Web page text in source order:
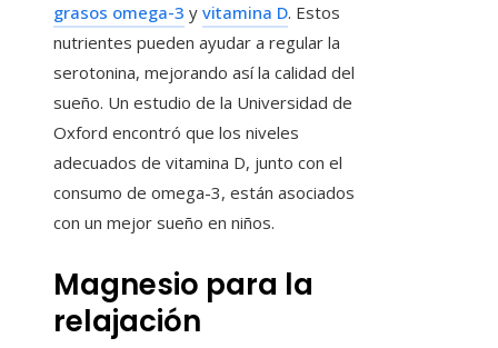
grasos omega-3 y vitamina D. Estos
nutrientes pueden ayudar a regular la
serotonina, mejorando así la calidad del
sueño. Un estudio de la Universidad de
Oxford encontró que los niveles
adecuados de vitamina D, junto con el
consumo de omega-3, están asociados
con un mejor sueño en niños.
Magnesio para la
relajación